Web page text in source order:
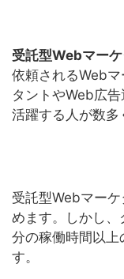
受託型Webマー
依頼されるWeb
タントやWeb広
活躍する人が数多
受託型Webマー
めます。しかし、
分の稼働時間以上
す。